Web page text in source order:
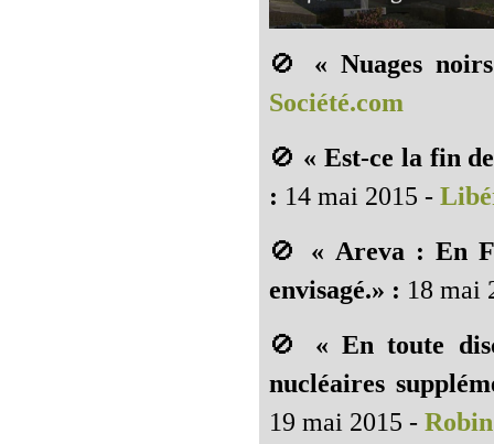
🚫 « Nuages
Société.com
🚫 « Est-ce la fin
: 14 mai 2015 -
🚫 « Areva : En
envisagé.» : 18 mai
🚫 « En toute
nucléaires
19 mai 2015 -